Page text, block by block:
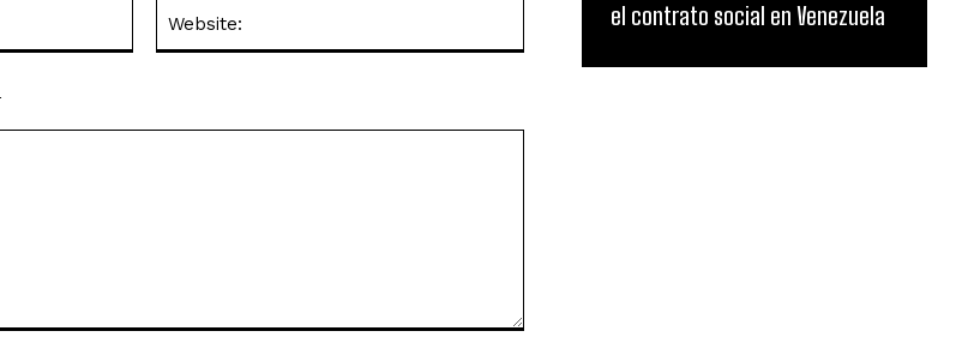
el contrato social en Venezuela